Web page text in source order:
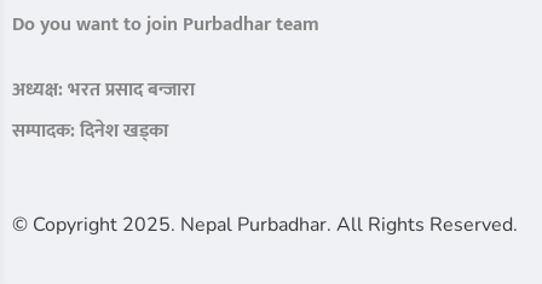
Do you want to join Purbadhar team
अध्यक्ष: भरत प्रसाद बन्जारा
सम्पादक: दिनेश खड्का
© Copyright 2025. Nepal Purbadhar. All Rights Reserved.